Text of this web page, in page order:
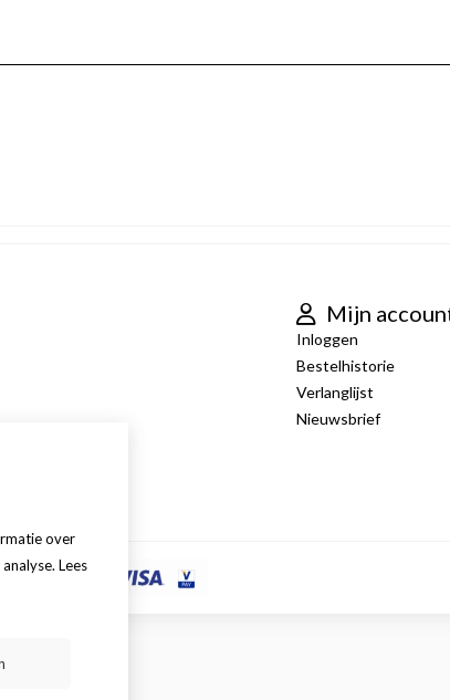
Mijn
Inloggen
Bestelhistorie
Verlanglijst
Nieuwsbrief
over
Lees